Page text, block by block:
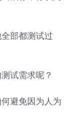
部都测试过
试需求呢？
避免因为人为